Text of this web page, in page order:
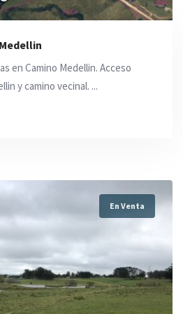
en Camino Medellin. Acceso
y camino vecinal. ...
En Venta